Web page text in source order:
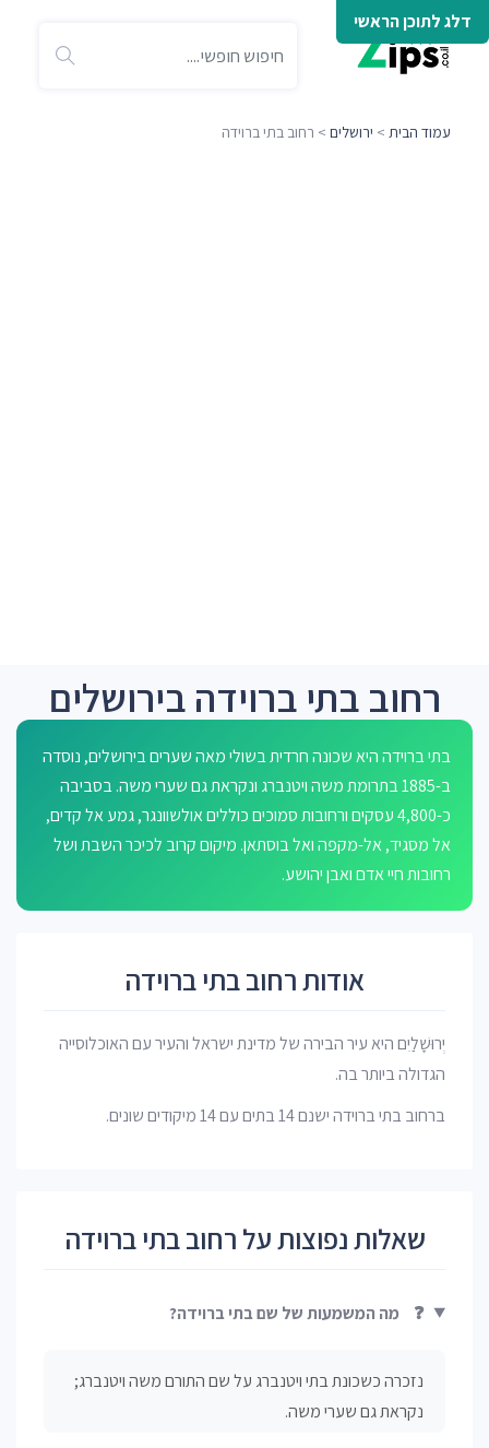
דלג לתוכן הראשי
עמוד הבית > ירושלים > רחוב בתי ברוידה
רחוב בתי ברוידה בירושלים
בתי ברוידה היא שכונה חרדית בשולי מאה שערים בירושלים, נוסדה
ב-1885 בתרומת משה ויטנברג ונקראת גם שערי משה. בסביבה
כ-4,800 עסקים ורחובות סמוכים כוללים אולשוונגר, גמע אל קדים,
אל מסגיד, אל-מקפה ואל בוסתאן. מיקום קרוב לכיכר השבת ושל
רחובות חיי אדם ואבן יהושע.
אודות רחוב בתי ברוידה
יְרוּשָׁלַיִם היא עיר הבירה של מדינת ישראל והעיר עם האוכלוסייה
הגדולה ביותר בה.
ברחוב בתי ברוידה ישנם 14 בתים עם 14 מיקודים שונים.
שאלות נפוצות על רחוב בתי ברוידה
❓ מה המשמעות של שם בתי ברוידה?
נזכרה כשכונת בתי ויטנברג על שם התורם משה ויטנברג;
נקראת גם שערי משה.